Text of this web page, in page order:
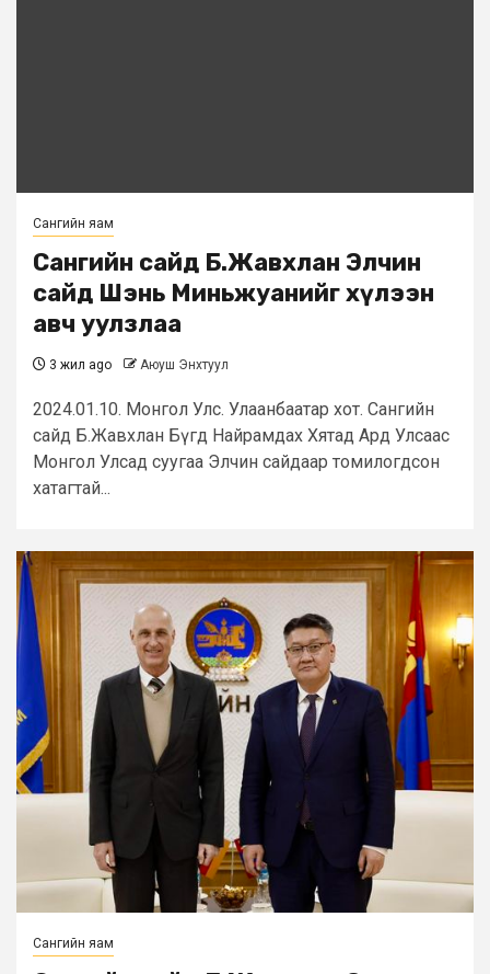
Сангийн яам
Сангийн сайд Б.Жавхлан Элчин
сайд Шэнь Миньжуанийг хүлээн
авч уулзлаа
3 жил ago Аюуш Энхтуул
2024.01.10. Монгол Улс. Улаанбаатар хот. Сангийн
сайд Б.Жавхлан Бүгд Найрамдах Хятад Ард Улсаас
Монгол Улсад суугаа Элчин сайдаар томилогдсон
хатагтай...
Сангийн яам